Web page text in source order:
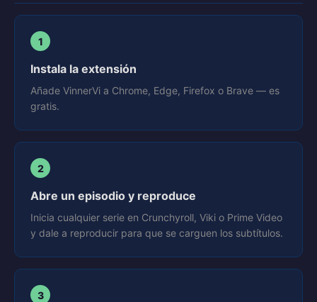
1
Instala la extensión
Añade VinnerVi a Chrome, Edge, Firefox o Brave — es
gratis.
2
Abre un episodio y reproduce
Inicia cualquier serie en Crunchyroll, Viki o Prime Video
y dale a reproducir para que se carguen los subtítulos.
3